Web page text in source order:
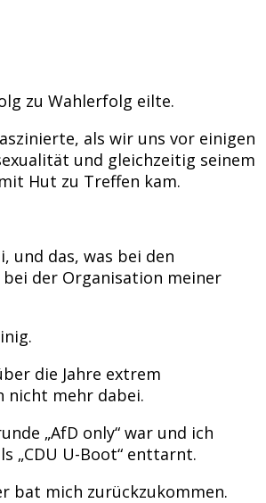
zu Wahlerfolg eilte.
als wir uns vor einigen
und gleichzeitig seinem
Hut zu Treffen kam.
und das, was bei den
der Organisation meiner
die Jahre extrem
nicht mehr dabei.
„AfD only“ war und ich
„CDU U-Boot“ enttarnt.
bat mich zurückzukommen.